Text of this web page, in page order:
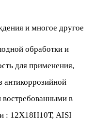
и многое другое
обработки и
для применения,
антикоррозийной
в
: 12Х18Н10Т, AISI